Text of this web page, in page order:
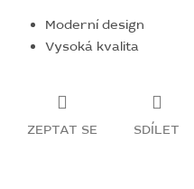
Moderní design
Vysoká kvalita
ZEPTAT SE SDÍLET